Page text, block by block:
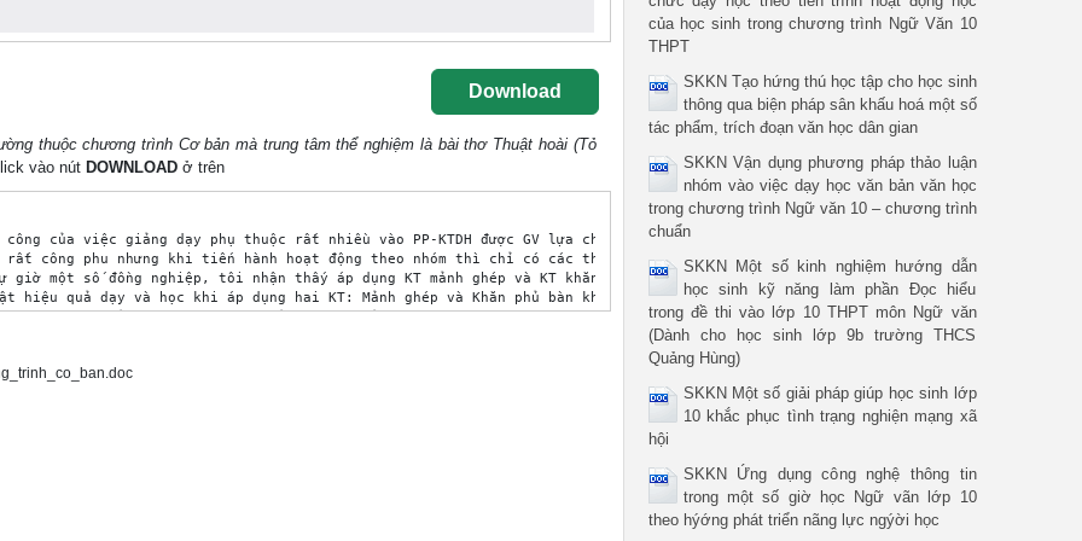
Download
thuộc chương trình Cơ bản mà trung tâm thể nghiệm là bài thơ Thuật hoài (Tỏ
vào nút DOWNLOAD ở trên
của học sinh trong chương trình Ngữ Văn 10
THPT
SKKN Tạo hứng thú học tập cho học sinh
thông qua biện pháp sân khấu hoá một số
tác phẩm, trích đoạn văn học dân gian
SKKN Vận dụng phương pháp thảo luận
nhóm vào việc dạy học văn bản văn học
trong chương trình Ngữ văn 10 – chương trình
chuẩn
SKKN Một số kinh nghiệm hướng dẫn
học sinh kỹ năng làm phần Đọc hiểu
trong đề thi vào lớp 10 THPT môn Ngữ văn
(Dành cho học sinh lớp 9b trường THCS
Quảng Hùng)
SKKN Một số giải pháp giúp học sinh lớp
10 khắc phục tình trạng nghiện mạng xã
hội
SKKN Ứng dụng công nghệ thông tin
trong một số giờ học Ngữ vãn lớp 10
theo hýớng phát triển nãng lực ngýời học